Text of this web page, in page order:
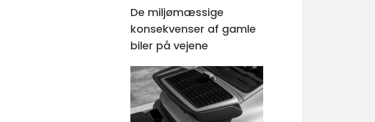
De miljømæssige
konsekvenser af gamle
biler på vejene